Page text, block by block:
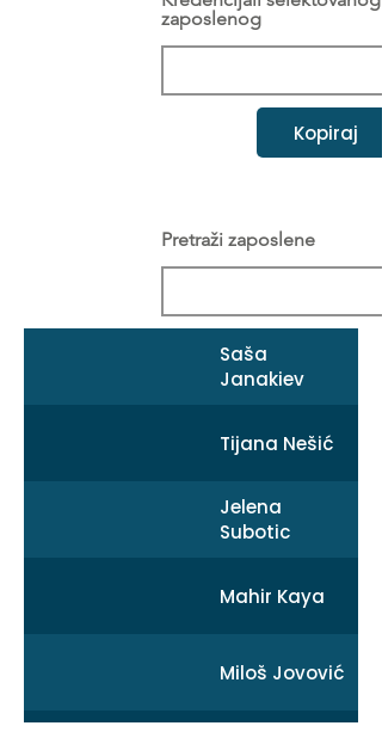
zaposlenog
Kopiraj
Pretraži zaposlene
Saša
Janakiev
Tijana Nešić
Jelena
Subotic
Mahir Kaya
Miloš Jovović